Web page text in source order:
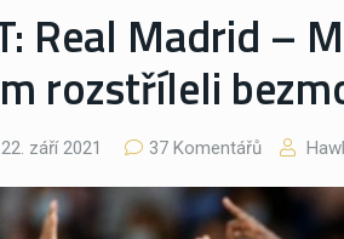
Real Madrid –
rozstříleli
22. září 2021 37 Komentářů